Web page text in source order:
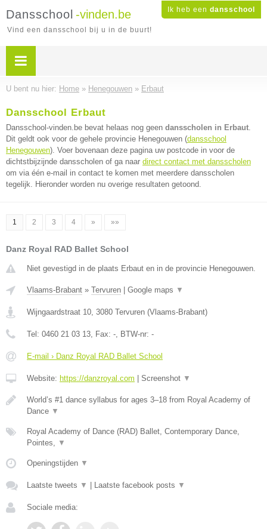
Ik heb een dansschool
Dansschool -vinden.be
Vind een dansschool bij u in de buurt!
U bent nu hier: Home » Henegouwen » Erbaut
Dansschool Erbaut
Dansschool-vinden.be bevat helaas nog geen dansscholen in Erbaut.
Dit geldt ook voor de gehele provincie Henegouwen (dansschool
Henegouwen). Voer bovenaan deze pagina uw postcode in voor de
dichtstbijzijnde dansscholen of ga naar direct contact met dansscholen
om via één e-mail in contact te komen met meerdere dansscholen
tegelijk. Hieronder worden nu overige resultaten getoond.
1 2 3 4 » »»
Danz Royal RAD Ballet School
Niet gevestigd in de plaats Erbaut en in de provincie Henegouwen.
Vlaams-Brabant » Tervuren Google maps ▼
Wijngaardstraat 10, 3080 Tervuren (Vlaams-Brabant)
Tel: 0460 21 03 13, Fax: -, BTW-nr: -
E-mail › Danz Royal RAD Ballet School
Website: https://danzroyal.com Screenshot ▼
World’s #1 dance syllabus for ages 3–18 from Royal Academy of
Dance ▼
Royal Academy of Dance (RAD) Ballet, Contemporary Dance,
Pointes, ▼
Openingstijden ▼
Laatste tweets ▼ Laatste facebook posts ▼
Sociale media: